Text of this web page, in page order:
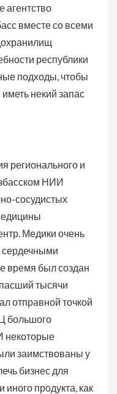
агентство
вместе со всеми
республики
подходы, чтобы
некий запас
регионального и
НИИ
сосудистых
Медики очень
сердечными
время был создан
тысячи
отправной точкой
большого
некоторые
заимствованы у
бизнес для
иного продукта, как